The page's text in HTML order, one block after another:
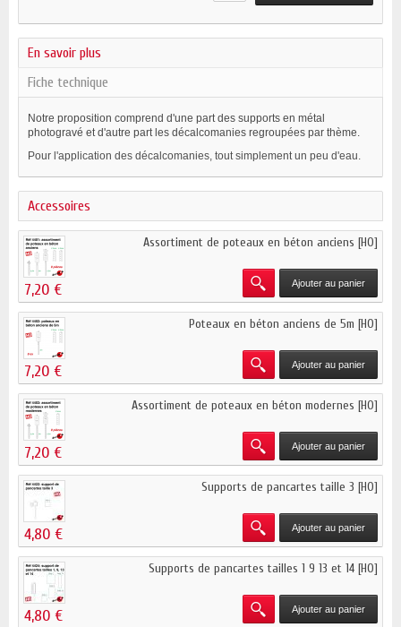
En savoir plus
Fiche technique
Notre proposition comprend d'une part des supports en métal
photogravé et d'autre part les décalcomanies regroupées par thème.
Pour l'application des décalcomanies, tout simplement un peu d'eau.
Accessoires
Assortiment de poteaux en béton anciens [HO]
7,20 € Ajouter au panier
Poteaux en béton anciens de 5m [HO]
7,20 € Ajouter au panier
Assortiment de poteaux en béton modernes [HO]
7,20 € Ajouter au panier
Supports de pancartes taille 3 [HO]
4,80 € Ajouter au panier
Supports de pancartes tailles 1 9 13 et 14 [HO]
4,80 € Ajouter au panier